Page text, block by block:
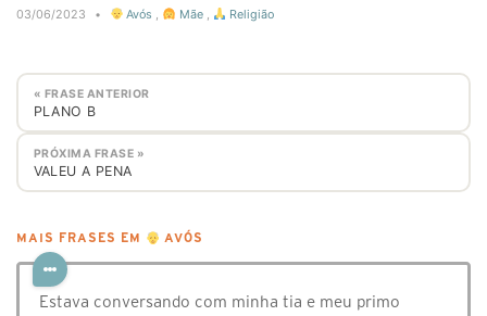
03/06/2023 • Avós , Mãe, Religião
« FRASE ANTERIOR
PLANO B
PRÓXIMA FRASE »
VALEU A PENA
MAIS FRASES EM AVÓS
Estava conversando com minha tia e meu primo